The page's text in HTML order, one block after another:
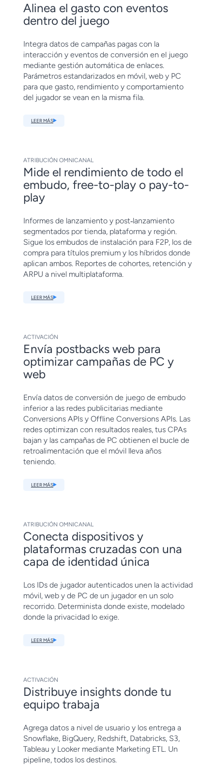
Alinea el gasto con eventos
dentro del juego
Integra datos de campañas pagas con la
interacción y eventos de conversión en el juego
mediante gestión automática de enlaces.
Parámetros estandarizados en móvil, web y PC
para que gasto, rendimiento y comportamiento
del jugador se vean en la misma fila.
LEER MÁS
ATRIBUCIÓN OMNICANAL
Mide el rendimiento de todo el
embudo, free-to-play o pay-to-
play
Informes de lanzamiento y post‑lanzamiento
segmentados por tienda, plataforma y región.
Sigue los embudos de instalación para F2P, los de
compra para títulos premium y los híbridos donde
aplican ambos. Reportes de cohortes, retención y
ARPU a nivel multiplataforma.
LEER MÁS
ACTIVACIÓN
Envía postbacks web para
optimizar campañas de PC y
web
Envía datos de conversión de juego de embudo
inferior a las redes publicitarias mediante
Conversions APIs y Offline Conversions APIs. Las
redes optimizan con resultados reales, tus CPAs
bajan y las campañas de PC obtienen el bucle de
retroalimentación que el móvil lleva años
teniendo.
LEER MÁS
ATRIBUCIÓN OMNICANAL
Conecta dispositivos y
plataformas cruzadas con una
capa de identidad única
Los IDs de jugador autenticados unen la actividad
móvil, web y de PC de un jugador en un solo
recorrido. Determinista donde existe, modelado
donde la privacidad lo exige.
LEER MÁS
ACTIVACIÓN
Distribuye insights donde tu
equipo trabaja
Agrega datos a nivel de usuario y los entrega a
Snowflake, BigQuery, Redshift, Databricks, S3,
Tableau y Looker mediante Marketing ETL. Un
pipeline, todos los destinos.